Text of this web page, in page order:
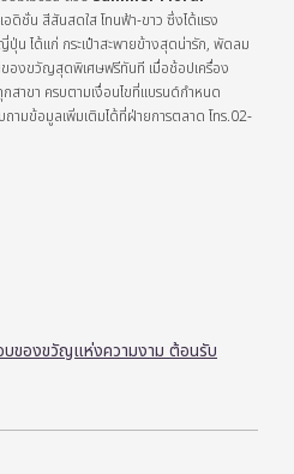
ดิชั่น สีสันสดใส โทนฟ้า-ขาว ซึ่งได้แรง
น ได้แก่ กระเป๋าสะพายข้างสุดน่ารัก, พัดลม
องขวัญสุดพิเศษฟรีทันที เมื่อช้อปเครื่อง
สาขา ครบตามเงื่อนไขที่แบรนด์กำหนด
มข้อมูลเพิ่มเติมได้ที่ฝ่ายการตลาด โทร.02-
บของขวัญแห่งความงาม ต้อนรับ